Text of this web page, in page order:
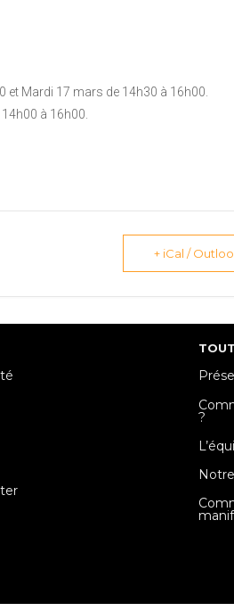
Mardi 17 mars de 14h30 à 16h00.
à 16h00.
+ iCal /
?